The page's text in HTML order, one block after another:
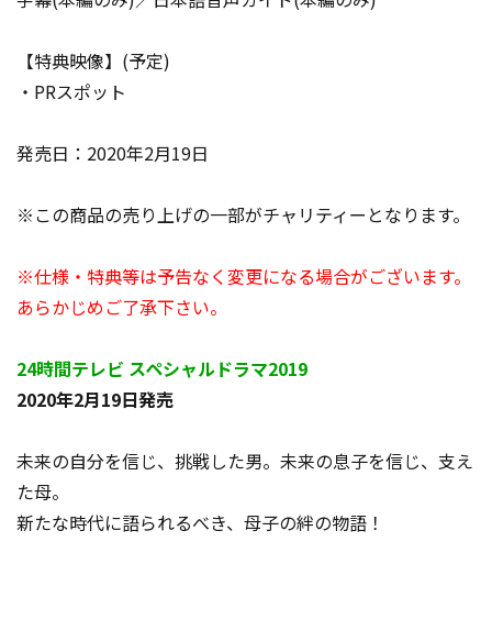
【特典映像】(予定)
・PRスポット
発売日：2020年2月19日
※この商品の売り上げの一部がチャリティーとなります。
※仕様・特典等は予告なく変更になる場合がございます。
あらかじめご了承下さい。
24時間テレビ スペシャルドラマ2019
2020年2月19日発売
未来の自分を信じ、挑戦した男。未来の息子を信じ、支え
た母。
新たな時代に語られるべき、母子の絆の物語！